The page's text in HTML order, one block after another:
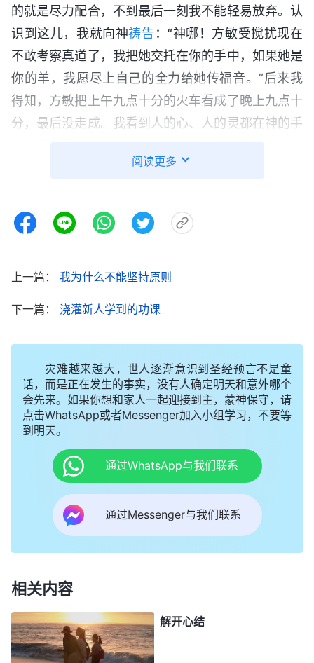
的就是尽力配合，不到最后一刻我不能轻易放弃。认
识到这儿，我就向神祷告 ：“神哪！方敏受搅扰现在
不敢考察真道了，我把她交托在你的手中，如果她是
你的羊，我愿尽上自己的全力给她传福音。”后来我
得知，方敏把上午九点十分的火车看成了晚上九点十
分，最后没走成。我看到人的心、人的灵都在神的手
地感谢神，给方敏传福音也更有信心了。
就先给她读了一段全能神的话：“
的发声，因为哪里有神的新说话哪里就有神的声音，
哪里就有神的显现，哪里有神的显现哪里就有真理、
真理也不认为是找到了神的脚踪，更不承认是神的显
现，这是多么严重的失误！神的显现不可能合乎人的
观念，更不可能是按着人的要求而显现。神作工作有
自己的选择，有自己的计划，更有自己的目标，有自
己的方式。他作什么工作都没有必要与人商量，征求
人的意见，更不用通知每一个人，这是神的性情，更
是每一个人都当认识到的。你们要想看见神的显现，
要想跟随神的脚踪，就首先从自己的观念中走出来，
制在你的范围里，限制在你的观念里，而是应当要求
怎样顺服神的新工作，这才是人当做的。
一 神的显现与作工・附篇一 神的显现带来了新的时代》
阅读更多
上一篇： 我为什么不能坚持原则
下一篇： 浇灌新人学到的功课
灾难越来越大，世人逐渐意识到圣经预言不是童
话，而是正在发生的事实，没有人确定明天和意外哪个
会先来。如果你想和家人一起迎接到主，蒙神保守，请
点击WhatsApp或者Messenger加入小组学习，不要等
到明天。
通过WhatsApp与我们联系
通过Messenger与我们联系
相关内容
解开心结